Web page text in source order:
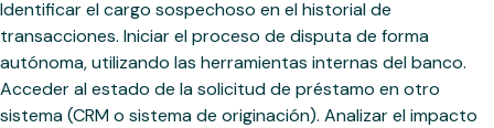
Identificar el cargo sospechoso en el historial de
transacciones. Iniciar el proceso de disputa de forma
autónoma, utilizando las herramientas internas del banco.
Acceder al estado de la solicitud de préstamo en otro
sistema (CRM o sistema de originación). Analizar el impacto